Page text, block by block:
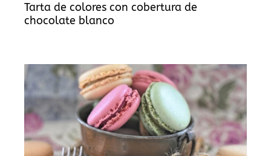
Tarta de colores con cobertura de
chocolate blanco